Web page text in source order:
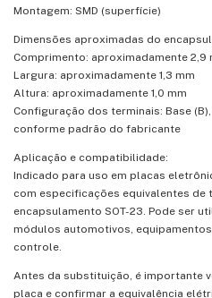
Montagem: SMD (superfície)
Dimensões aproximadas do
Comprimento: aproximadamente 2,9
Largura: aproximadamente 1,3 mm
Altura: aproximadamente 1,0 mm
Configuração dos terminais: Base (B),
conforme padrão do fabricante
Aplicação e compatibilidade:
Indicado para uso em placas
com especificações equivalentes de
encapsulamento SOT-23. Pode ser
módulos automotivos,
controle.
Antes da substituição, é importante
placa e confirmar a equivalência